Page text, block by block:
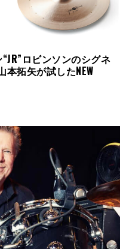
ロビンソンのシグネ
拓矢が試したNEW